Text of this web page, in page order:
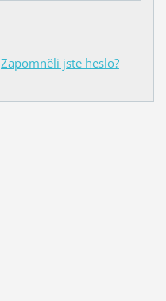
Zapomněli jste heslo?